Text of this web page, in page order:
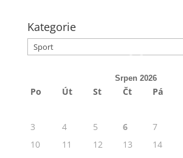
Kategorie
Kategorie
Srpen 2026
Po Út St Čt Pá
3
4 5 6 7
10
11 12 13 14